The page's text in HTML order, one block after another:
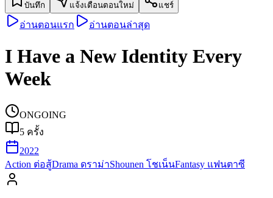
บันทึก แจ้งเตือนตอนใหม่ แชร์
อ่านตอนแรก อ่านตอนล่าสุด
I Have a New Identity Every
Week
ONGOING
5 ครั้ง
2022
Action ต่อสู้Drama ดราม่าShounen โชเน็นFantasy แฟนตาซี